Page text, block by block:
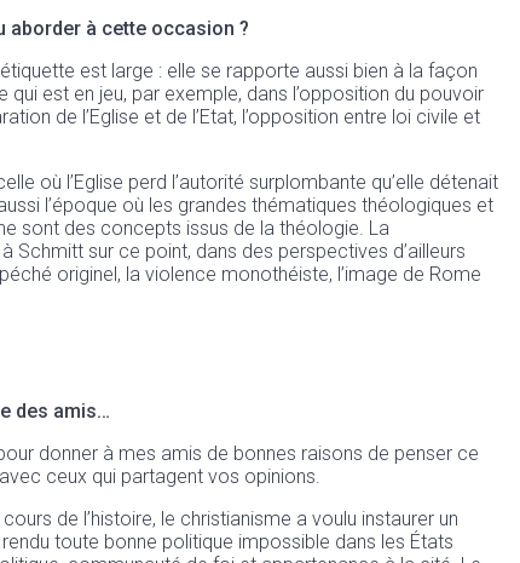
aborder à cette occasion ?
est large : elle se rapporte aussi bien à la façon
qui est en jeu, par exemple, dans l’opposition du pouvoir
de l’Eglise et de l’Etat, l’opposition entre loi civile et
où l’Eglise perd l’autorité surplombante qu’elle détenait
l’époque où les grandes thématiques théologiques et
sont des concepts issus de la théologie. La
sur ce point, dans des perspectives d’ailleurs
originel, la violence monothéiste, l’image de Rome
des amis…
donner à mes amis de bonnes raisons de penser ce
ceux qui partagent vos opinions.
de l’histoire, le christianisme a voulu instaurer un
toute bonne politique impossible dans les États